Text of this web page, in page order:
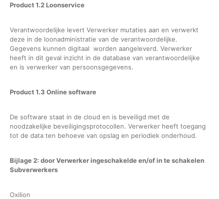
Product 1.2 Loonservice
Verantwoordelijke levert Verwerker mutaties aan en verwerkt
deze in de loonadministratie van de verantwoordelijke.
Gegevens kunnen digitaal worden aangeleverd. Verwerker
heeft in dit geval inzicht in de database van verantwoordelijke
en is verwerker van persoonsgegevens.
Product 1.3 Online software
De software staat in de cloud en is beveiligd met de
noodzakelijke beveiligingsprotocollen. Verwerker heeft toegang
tot de data ten behoeve van opslag en periodiek onderhoud.
Bijlage 2: door Verwerker ingeschakelde en/of in te schakelen
Subverwerkers
Oxilion